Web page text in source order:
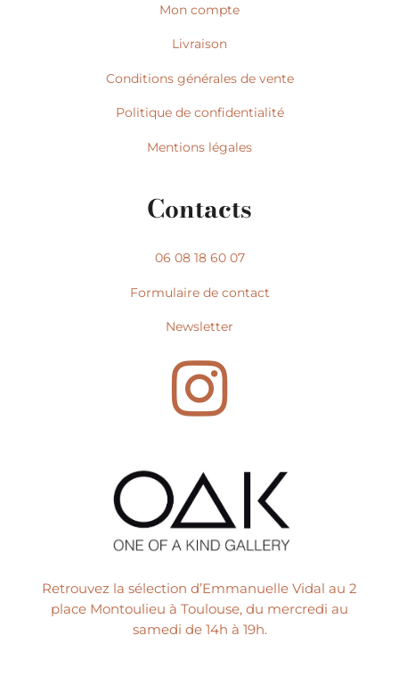
Mon compte
Livraison
Conditions générales de vente
Politique de confidentialité
Mentions légales
Contacts
06 08 18 60 07
Formulaire de contact
Newsletter
I
s
t
a
Retrouvez la sélection d’Emmanuelle Vidal au 2
place Montoulieu à Toulouse, du mercredi au
samedi de 14h à 19h.